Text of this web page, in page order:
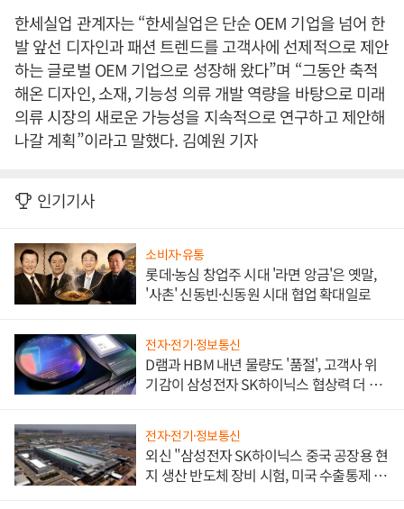
한세실업 관계자는 “한세실업은 단순 OEM 기업을 넘어 한
발 앞선 디자인과 패션 트렌드를 고객사에 선제적으로 제안
하는 글로벌 OEM 기업으로 성장해 왔다”며 “그동안 축적
해온 디자인, 소재, 기능성 의류 개발 역량을 바탕으로 미래
의류 시장의 새로운 가능성을 지속적으로 연구하고 제안해
나갈 계획”이라고 말했다. 김예원 기자
인기기사
소비자·유통
롯데·농심 창업주 시대 '라면 앙금'은 옛말,
'사촌' 신동빈·신동원 시대 협업 확대일로
전자·전기·정보통신
D램과 HBM 내년 물량도 '품절', 고객사 위
기감이 삼성전자 SK하이닉스 협상력 더 키
전자·전기·정보통신
외신 "삼성전자 SK하이닉스 중국 공장용 현
지 생산 반도체 장비 시험, 미국 수출통제 대